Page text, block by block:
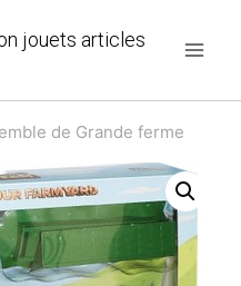
jouets articles
de Grande ferme